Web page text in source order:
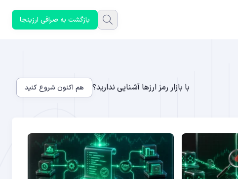
بازگشت به صرافی ارزینجا
با بازار رمز ارزها آشنایی ندارید؟ هم اکنون شروع کنید